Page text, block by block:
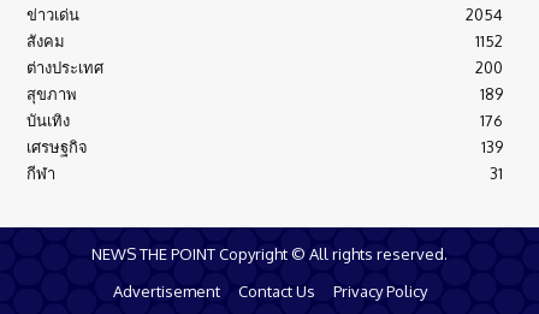
ข่าวเด่น
2054
สังคม
1152
ต่างประเทศ
200
สุขภาพ
189
บันเทิง
176
เศรษฐกิจ
139
กีฬา
31
NEWS THE POINT Copyright © All rights reserved.
Advertisement
Contact Us Privacy Policy